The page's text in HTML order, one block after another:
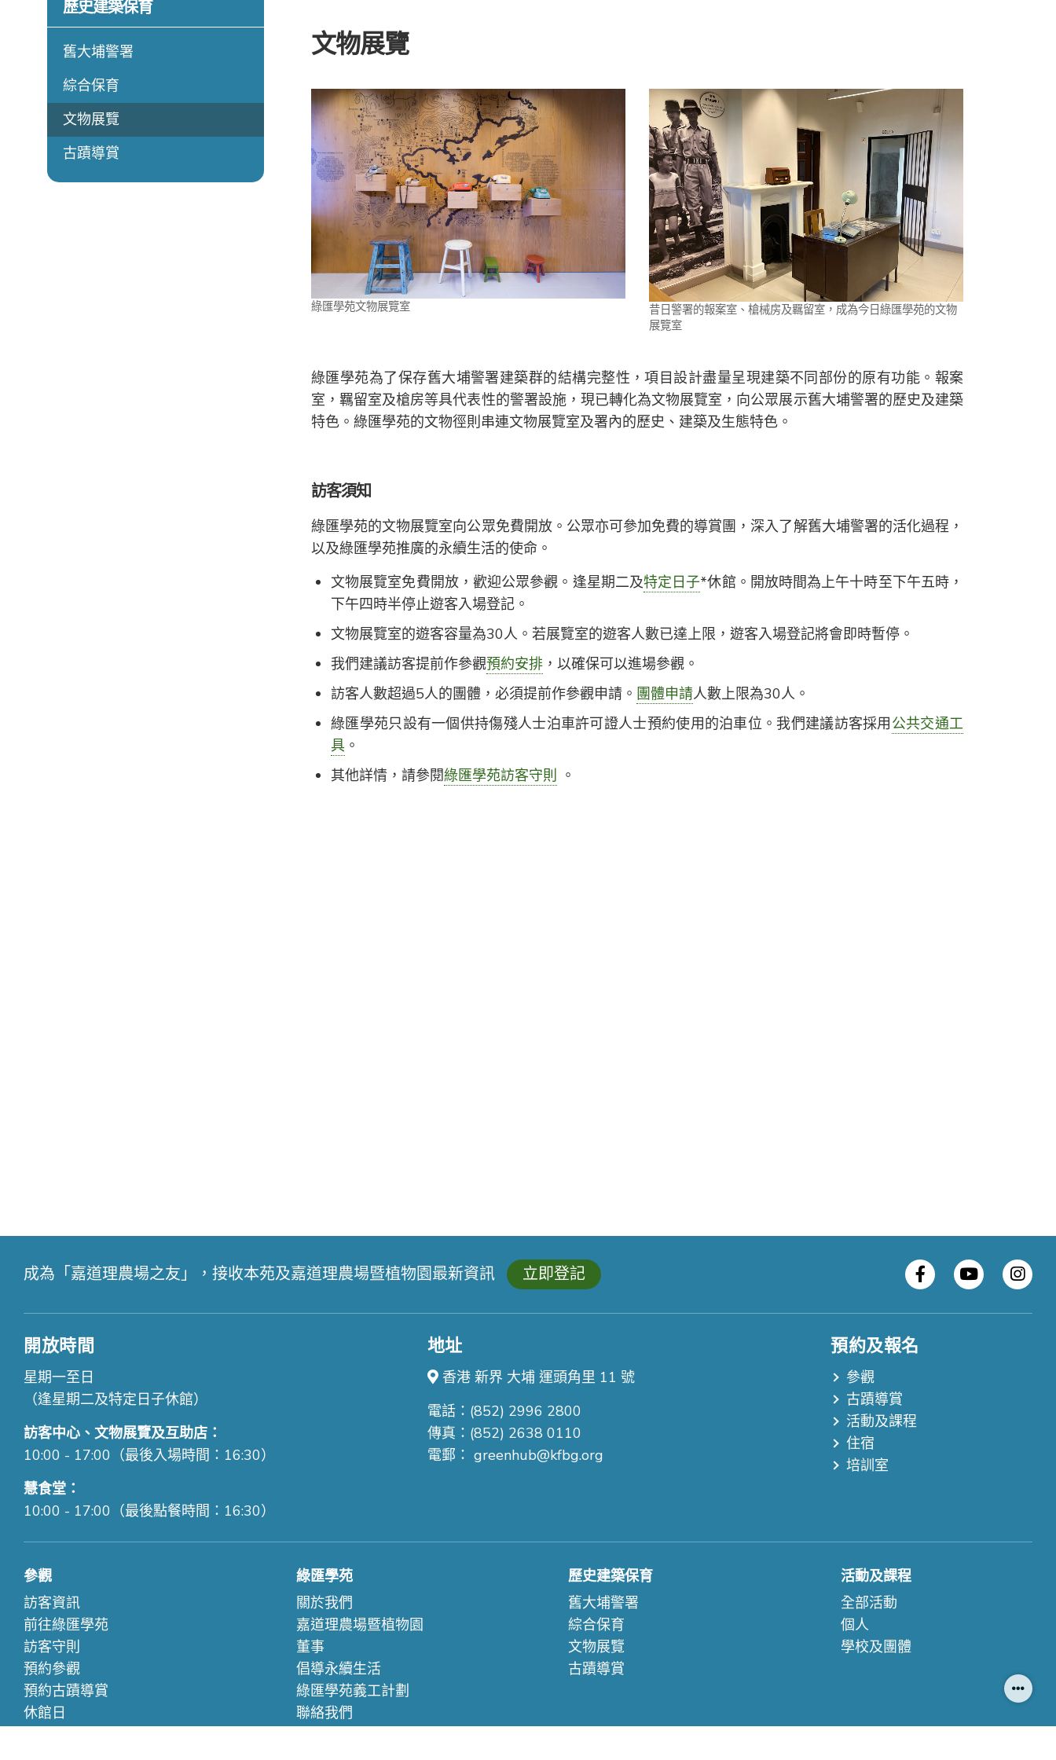
歷史建築保育
舊大埔警署
綜合保育
文物展覽
古蹟導賞
文物展覽
綠匯學苑文物展覽室
昔日警署的報案室、槍械房及羈留室，成為今日綠匯學苑的文物
展覽室
綠匯學苑為了保存舊大埔警署建築群的結構完整性，項目設計盡量呈現建築不同部份的原有功能。報案
室，羈留室及槍房等具代表性的警署設施，現已轉化為文物展覽室，向公眾展示舊大埔警署的歷史及建築
特色。綠匯學苑的文物徑則串連文物展覽室及署內的歷史、建築及生態特色。
訪客須知
綠匯學苑的文物展覽室向公眾免費開放。公眾亦可參加免費的導賞團，深入了解舊大埔警署的活化過程，
以及綠匯學苑推廣的永續生活的使命。
文物展覽室免費開放，歡迎公眾參觀。逢星期二及特定日子*休館。開放時間為上午十時至下午五時，
下午四時半停止遊客入場登記。
文物展覽室的遊客容量為30人。若展覽室的遊客人數已達上限，遊客入場登記將會即時暫停。
我們建議訪客提前作參觀預約安排 ，以確保可以進場參觀。
訪客人數超過5人的團體，必須提前作參觀申請。 團體申請人數上限為30人。
綠匯學苑只設有一個供持傷殘人士泊車許可證人士預約使用的泊車位。我們建議訪客採用公共交通工
具 。
其他詳情，請參閱綠匯學苑訪客守則 。
成為「嘉道理農場之友」，接收本苑及嘉道理農場暨植物園最新資訊 立即登記
開放時間
星期一至日
（逢星期二及特定日子休館）
訪客中心、文物展覽及互助店：
10:00 - 17:00（最後入場時間：16:30）
慧食堂：
10:00 - 17:00（最後點餐時間：16:30）
地址
香港 新界 大埔 運頭角里 11 號
電話：(852) 2996 2800
傳真：(852) 2638 0110
電郵： greenhub@kfbg.org
預約及報名
參觀
古蹟導賞
活動及課程
住宿
培訓室
參觀
訪客資訊
前往綠匯學苑
訪客守則
預約參觀
預約古蹟導賞
休館日
綠匯學苑
關於我們
嘉道理農場暨植物園
董事
倡導永續生活
綠匯學苑義工計劃
聯絡我們
歷史建築保育
舊大埔警署
綜合保育
文物展覽
古蹟導賞
活動及課程
全部活動
個人
學校及團體